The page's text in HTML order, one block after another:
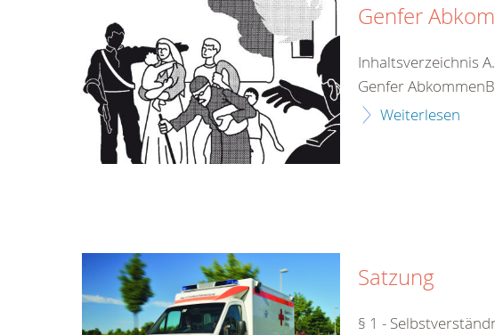
Genfer
Inhaltsverzeichnis
Genfer
Weiterlesen
Satzung
§ 1 -